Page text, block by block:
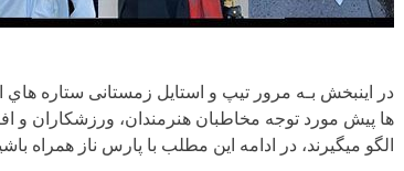
در اینبخش بـه مرور تیپ و استایل زمستانی ستاره هاي
ها پیش مورد توجه مخاطبان هنرمندان، ورزشکاران و
الگو میگیرند، در ادامه این مطلب با پارس ناز همراه